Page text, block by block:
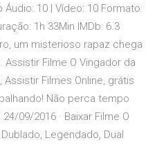
Áudio: 10 | Vídeo: 10 Formato:
1h 33Min IMDb: 6.3
um misterioso rapaz chega
Filme O Vingador da
Assistir Filmes Online, grátis
Não perca tempo
09/2016 · Baixar Filme O
Legendado, Dual